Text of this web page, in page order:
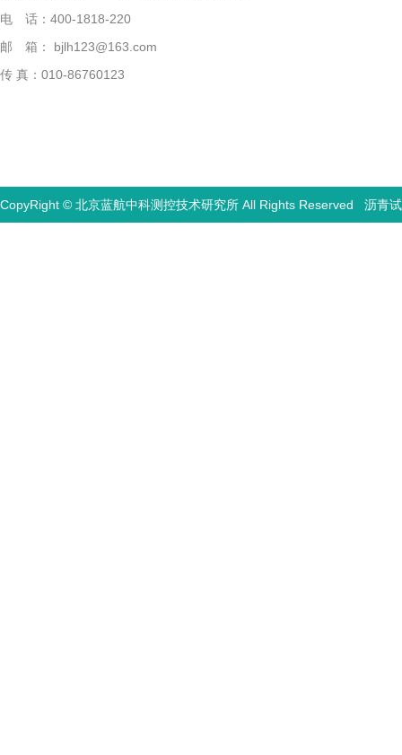
电 话：400-1818-220
邮 箱： bjlh123@163.com
传 真：010-86760123
CopyRight © 北京蓝航中科测控技术研究所 All Rights Reserved 沥青